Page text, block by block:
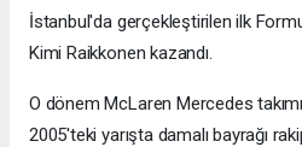
İstanbul'da gerçekleştirilen ilk
Kimi Raikkonen kazandı.
O dönem McLaren Mercedes
2005'teki yarışta damalı bayrağı